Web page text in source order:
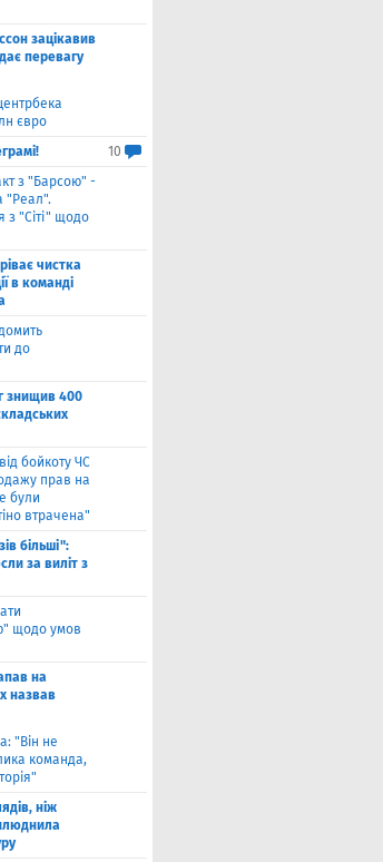
зацікавив
перевагу
євро
10
з "Барсою" -
"Реал".
з "Сіті" щодо
чистка
в команді
до
знищив 400
бойкоту ЧС
прав на
були
втрачена"
більші":
за виліт з
щодо умов
на
назвав
"Він не
команда,
ніж